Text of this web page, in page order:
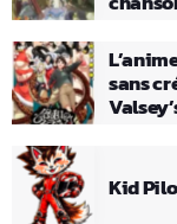
sans
Kid